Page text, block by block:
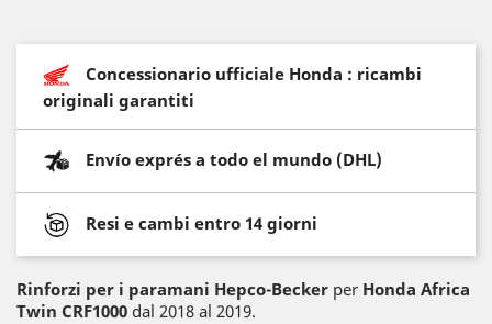
Concessionario ufficiale Honda : ricambi
originali garantiti
Envío exprés a todo el mundo (DHL)
Resi e cambi entro 14 giorni
Rinforzi per i paramani Hepco-Becker per Honda Africa
Twin CRF1000 dal 2018 al 2019.